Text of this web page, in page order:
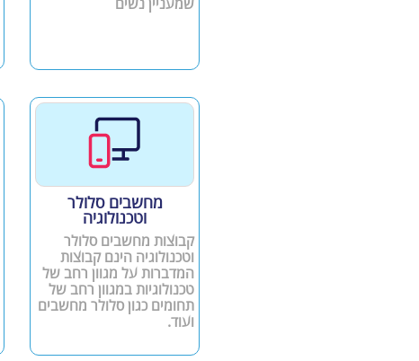
שמעניין נשים
מחשבים סלולר
וטכנולוגיה
קבוצות מחשבים סלולר
וטכנולוגיה הינם קבוצות
המדברות על מגוון רחב של
טכנולוגיות במגוון רחב של
תחומים כגון סלולר מחשבים
ועוד.